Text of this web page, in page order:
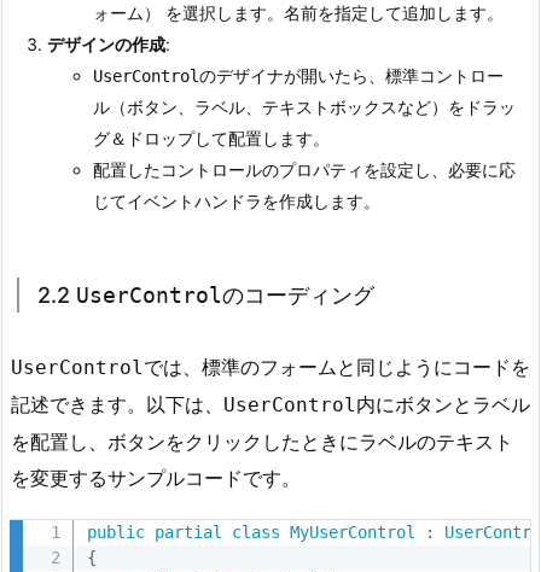
t
順
1.
2.
1
新
ォーム） を選択します。名前を指定して追加します。
デザインの作成:
UserControlのデザイナが開いたら、標準コントロー
ル（ボタン、ラベル、テキストボックスなど）をドラッ
グ＆ドロップして配置します。
配置したコントロールのプロパティを設定し、必要に応
じてイベントハンドラを作成します。
2.2 UserControlのコーディング
UserControl では、標準のフォームと同じようにコードを
記述できます。以下は、 UserControl 内にボタンとラベル
を配置し、ボタンをクリックしたときにラベルのテキスト
を変更するサンプルコードです。
public partial class MyUserControl :
{